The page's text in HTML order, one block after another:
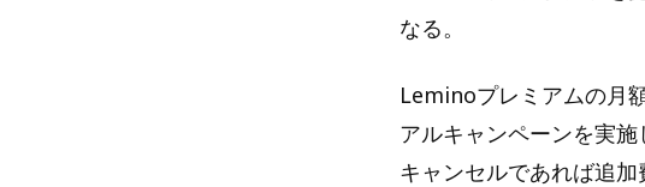
なる。
Leminoプレミアムの月
アルキャンペーンを実
キャンセルであれば追